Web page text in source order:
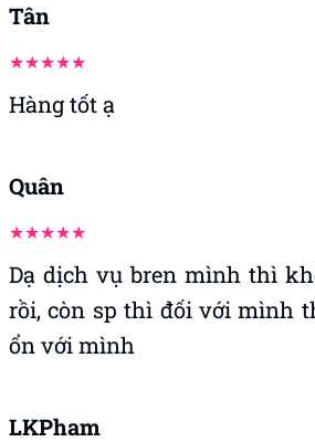
Tân
Hàng tốt ạ
Quân
Dạ dịch vụ bren mình thì
rồi, còn sp thì đối với mình
ổn với mình
LKPham